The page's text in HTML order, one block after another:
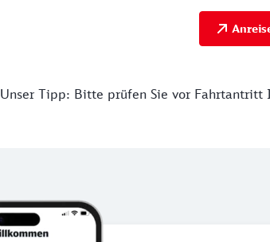
Unser Tipp: Bitte prüfen Sie vor Fahrtantritt